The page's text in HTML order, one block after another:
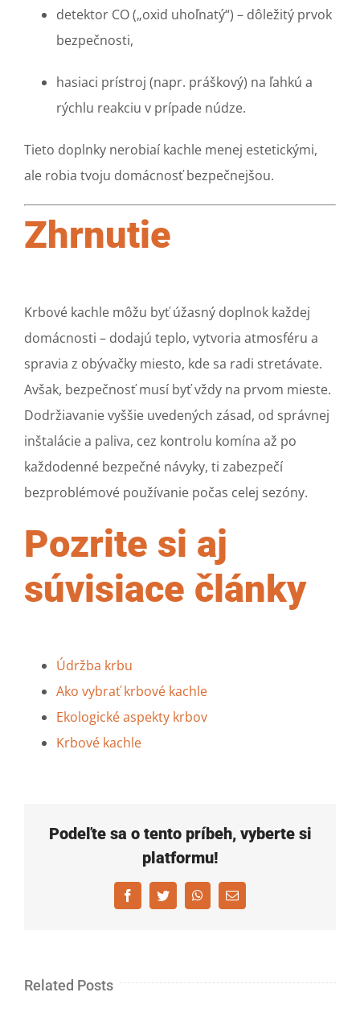
detektor CO („oxid uhoľnatý“) – dôležitý prvok
bezpečnosti,
hasiaci prístroj (napr. práškový) na ľahkú a
rýchlu reakciu v prípade núdze.
Tieto doplnky nerobiaí kachle menej estetickými,
ale robia tvoju domácnosť bezpečnejšou.
Zhrnutie
Krbové kachle môžu byť úžasný doplnok každej
domácnosti – dodajú teplo, vytvoria atmosféru a
spravia z obývačky miesto, kde sa radi stretávate.
Avšak, bezpečnosť musí byť vždy na prvom mieste.
Dodržiavanie vyššie uvedených zásad, od správnej
inštalácie a paliva, cez kontrolu komína až po
každodenné bezpečné návyky, ti zabezpečí
bezproblémové používanie počas celej sezóny.
Pozrite si aj
súvisiace články
Údržba krbu
Ako vybrať krbové kachle
Ekologické aspekty krbov
Krbové kachle
Podeľte sa o tento príbeh, vyberte si
platformu!
FacebookTwitterWhatsApp
Email
Related Posts